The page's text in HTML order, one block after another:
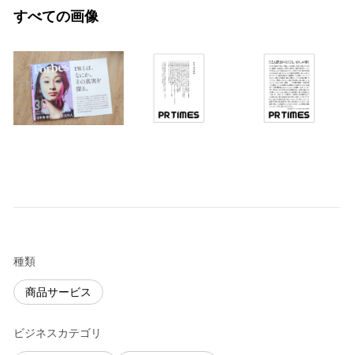
すべての画像
種類
商品サービス
ビジネスカテゴリ